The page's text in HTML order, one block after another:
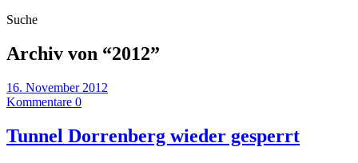
Suche
Archiv von “2012”
16. November 2012
Kommentare 0
Tunnel Dorrenberg wieder gesperrt